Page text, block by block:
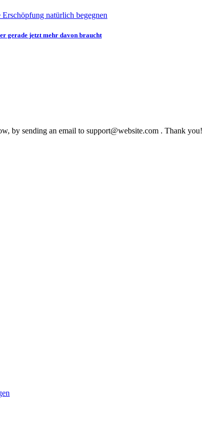
gerade jetzt mehr davon braucht
by sending an email to support@website.com . Thank you!